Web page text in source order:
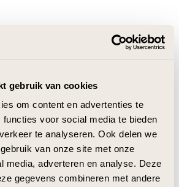
gebruik van cookies
om content en advertenties te
functies voor social media te bieden
te analyseren. Ook delen we
van onze site met onze
media, adverteren en analyse. Deze
gegevens combineren met andere